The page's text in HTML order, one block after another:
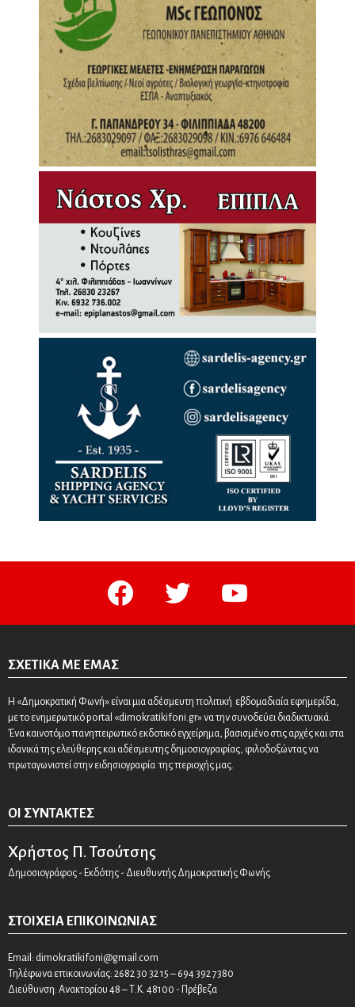
facebook twitter
ΣΧΕΤΙΚΆ ΜΕ ΕΜΆΣ
Η «Δημοκρατική Φωνή» είναι μια αδέσμευτη πολιτική εβδομαδιαία εφημερίδα,
με το ενημερωτικό portal «dimokratikifoni.gr» να την συνοδεύει διαδικτυακά.
Ένα καινοτόμο πανηπειρωτικό εκδοτικό εγχείρημα, βασισμένο στις αρχές και στα
ιδανικά της ελεύθερης και αδέσμευτης δημοσιογραφίας, φιλοδοξώντας να
πρωταγωνιστεί στην ειδησιογραφία της περιοχής μας.
ΟΙ ΣΥΝΤΆΚΤΕΣ
Χρήστος Π. Τσούτσης
Δημοσιογράφος - Εκδότης - Διευθυντής Δημοκρατικής Φωνής
ΣΤΟΙΧΕΊΑ ΕΠΙΚΟΙΝΩΝΊΑΣ
Email: dimokratikifoni@gmail.com
Τηλέφωνα επικοινωνίας: 2682 30 32 15 – 694 392 7380
Διεύθυνση: Ανακτορίου 48 – Τ.Κ. 48100 - Πρέβεζα